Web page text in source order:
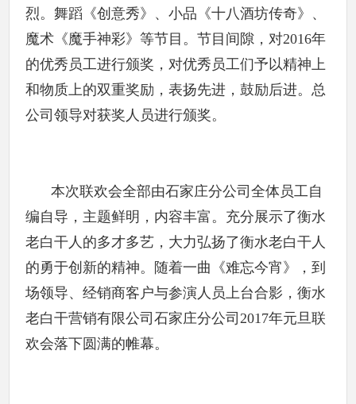
烈。舞蹈《创意秀》、小品《十八酒坊传奇》、
魔术《魔手神彩》等节目。节目间隙，对2016年
的优秀员工进行颁奖，对优秀员工们予以精神上
和物质上的双重奖励，表扬先进，鼓励后进。总
公司领导对获奖人员进行颁奖。
本次联欢会全部由石家庄分公司全体员工自
编自导，主题鲜明，内容丰富。充分展示了衡水
老白干人的多才多艺，大力弘扬了衡水老白干人
的勇于创新的精神。随着一曲《难忘今宵》，到
场领导、经销商客户与参演人员上台合影，衡水
老白干营销有限公司石家庄分公司2017年元旦联
欢会落下圆满的帷幕。